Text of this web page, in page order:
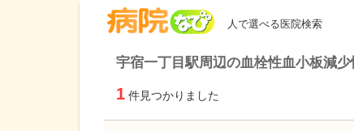
人で選べる医院検索
宇宿一丁目駅周辺の血栓性血小板減
1 件見つかりました